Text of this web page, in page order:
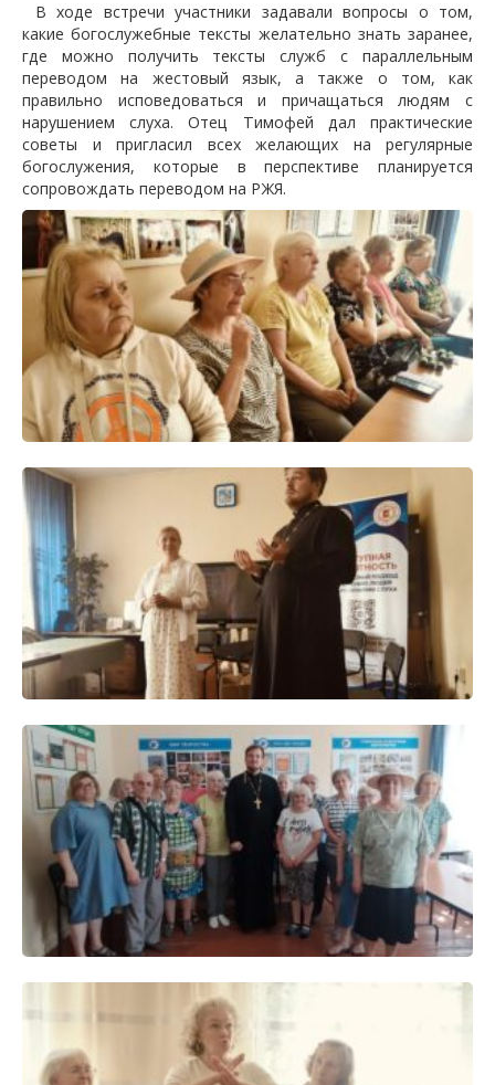
В ходе встречи участники задавали вопросы о том,
какие богослужебные тексты желательно знать заранее,
где можно получить тексты служб с параллельным
переводом на жестовый язык, а также о том, как
правильно исповедоваться и причащаться людям с
нарушением слуха. Отец Тимофей дал практические
советы и пригласил всех желающих на регулярные
богослужения, которые в перспективе планируется
сопровождать переводом на РЖЯ.